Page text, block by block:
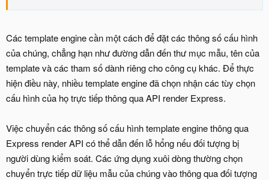
Các template engine cần một cách để đặt các thông số cấu hình
của chúng, chẳng hạn như đường dẫn đến thư mục mẫu, tên của
template và các tham số dành riêng cho công cụ khác. Để thực
hiện điều này, nhiều template engine đã chọn nhận các tùy chọn
cấu hình của họ trực tiếp thông qua API render Express.
Việc chuyển các thông số cấu hình template engine thông qua
Express render API có thể dẫn đến lỗ hổng nếu đối tượng bị
người dùng kiểm soát. Các ứng dụng xuôi dòng thường chọn
chuyển trực tiếp dữ liệu mẫu của chúng vào thông qua đối tượng